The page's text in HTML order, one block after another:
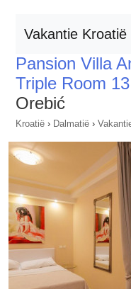
Vakantie Kroatië
Pansion Villa
Triple Room
Orebić
Kroatië › Dalmatië ›